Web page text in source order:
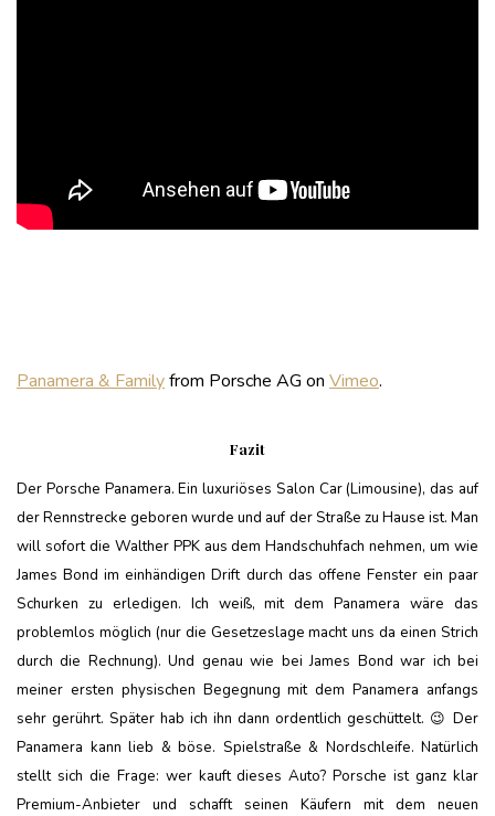
Panamera & Familyfrom Porsche AG on Vimeo.
Fazit
Der Porsche Panamera. Ein luxuriöses Salon Car (Limousine), das auf
der Rennstrecke geboren wurde und auf der Straße zu Hause ist. Man
will sofort die Walther PPK aus dem Handschuhfach nehmen, um wie
James Bond im einhändigen Drift durch das offene Fenster ein paar
Schurken zu erledigen. Ich weiß, mit dem Panamera wäre das
problemlos möglich (nur die Gesetzeslage macht uns da einen Strich
durch die Rechnung). Und genau wie bei James Bond war ich bei
meiner ersten physischen Begegnung mit dem Panamera anfangs
sehr gerührt. Später hab ich ihn dann ordentlich geschüttelt. 😉 Der
Panamera kann lieb & böse. Spielstraße & Nordschleife. Natürlich
stellt sich die Frage: wer kauft dieses Auto? Porsche ist ganz klar
Premium-Anbieter und schafft seinen Käufern mit dem neuen